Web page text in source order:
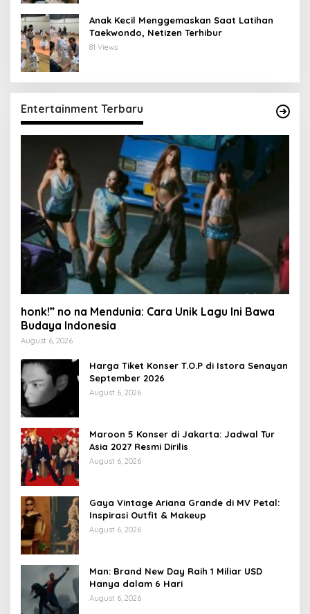
Anak Kecil Menggemaskan Saat Latihan
Taekwondo, Netizen Terhibur
81 Views
Entertainment Terbaru
honk!” no na Mendunia: Cara Unik Lagu Ini Bawa
Budaya Indonesia
August 6, 2026
Harga Tiket Konser T.O.P di Istora Senayan
September 2026
August 6, 2026
Maroon 5 Konser di Jakarta: Jadwal Tur
Asia 2027 Resmi Dirilis
August 6, 2026
Gaya Vintage Ariana Grande di MV Petal:
Inspirasi Outfit & Makeup
August 6, 2026
Man: Brand New Day Raih 1 Miliar USD
Hanya dalam 6 Hari
August 6, 2026